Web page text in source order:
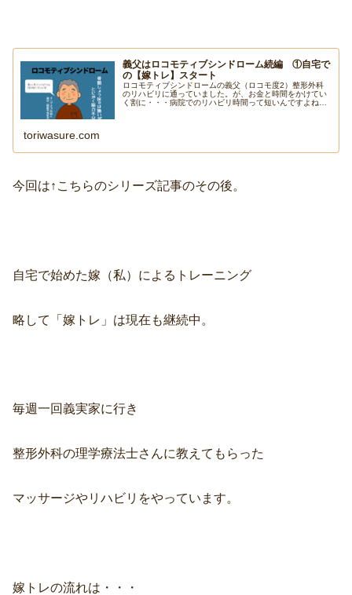
義父はロコモティブシンドローム続編 ①自宅で
の【嫁トレ】スタート
ロコモティブシンドロームの義父（ロコモ度2）整形外科
のリハビリに通っていました。が、お金と時間をかけてい
く割に・・・病院でのリハビリ時間って短いんですよね。
toriwasure.com
今回は↑こちらのシリーズ記事のその後。
自宅で始めた嫁（私）によるトレーニング
略して「嫁トレ」は現在も継続中。
毎週一回義実家に行き
整形外科の理学療法士さんに教えてもらった
マッサージやリハビリをやっています。
嫁トレの流れは・・・